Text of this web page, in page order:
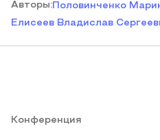
Авторы:Половинченко
Елисеев Владислав
Конференция